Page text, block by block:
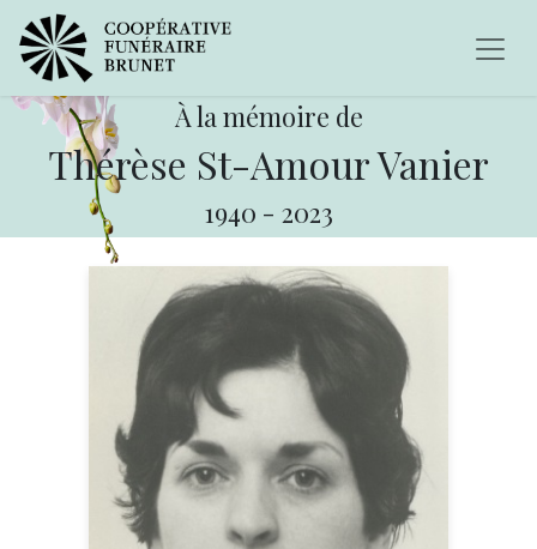
À la mémoire de
Thérèse St-Amour Vanier
1940 - 2023